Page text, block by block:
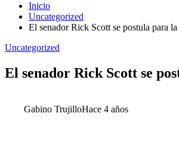
Inicio
Uncategorized
El senador Rick Scott se postula para
Uncategorized
El senador Rick Scott se
Gabino TrujilloHace 4 años